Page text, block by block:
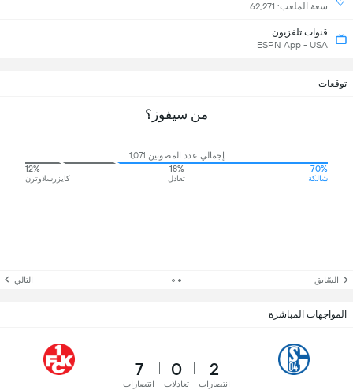
سعة الملعب: 62,271
قنوات تلفزيون
ESPN App - USA
توقعات
من سيفوز؟
إجمالي عدد المصوتين 1,071
70%
شالكة
18%
تعادل
12%
كايزرسلاوترن
السّابق التالي
المواجهات المباشرة
2
انتصارات
0
تعادلات
7
انتصارات